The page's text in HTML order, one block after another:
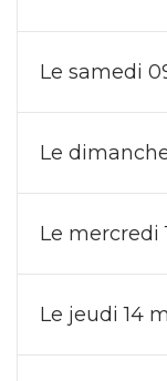
Le samedi
Le
Le mercredi
Le jeudi 14